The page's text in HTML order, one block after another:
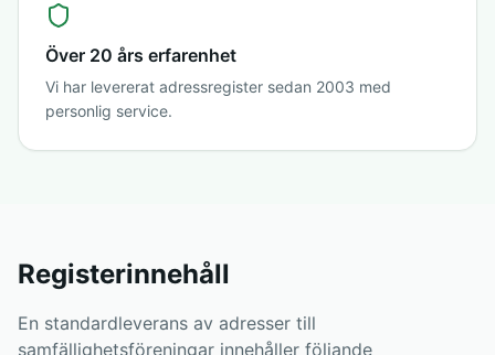
Över 20 års erfarenhet
Vi har levererat adressregister sedan 2003 med
personlig service.
Registerinnehåll
En standardleverans av adresser till
samfällighetsföreningar innehåller följande